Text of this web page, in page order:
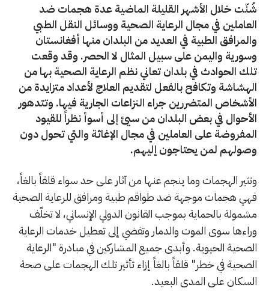
شُنّت خلال الأشهر القليلة الماضية عدة هجمات ضد
العاملين في مجال الرعاية الصحية ووسائل النقل الطبي
والمرافق الطبية في العديد من البلدان منها أفغانستان
وسورية واليمن على سبيل المثال لا الحصر. وقد وقعت
تلك الحوادث في بلدان تعاني نظم الرعاية الصحية بها من
الهشاشة وتكافح بالفعل لتقديم العلاج لأعداد متزايدة من
الأشخاص المتضررين جراء النزاعات الجارية فيها. وتتدهور
الأحوال في بعض البلدان من سيئ إلى أسوأ نظراً للقيود
المفروضة على العاملين في مجال الإغاثة والتي تحول دون
وصولهم لمن يحتاجون إليهم.
وتثير الهجمات وما ينجم عنها من آثار على حد سواء قلقاً بالغاً،
فهي هجمات موجهة ضد طواقم طبية ومرافق للرعاية الصحية
مشمولة بالحماية بموجب القانون الدولي الإنساني، لا تخلّف
وراءها سوى الموت والدمار وتفضي إلى تعطيل خدمات الرعاية
الصحية الحيوية. وأبدى جميع المشاركين في مبادرة "الرعاية
الصحية في خطر" قلقاً بالغاً إزاء تأثير تلك الهجمات على صحة
السكان على المدى البعيد.